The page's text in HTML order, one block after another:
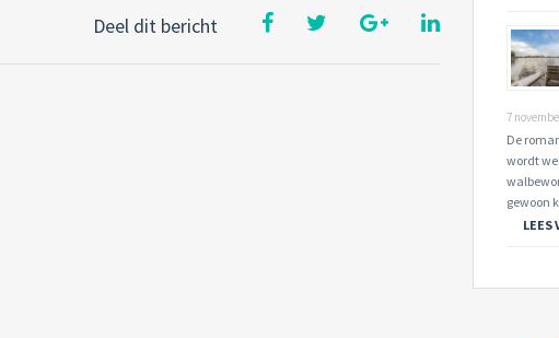
Deel dit bericht
7
De
wordt
gewoon
LEES